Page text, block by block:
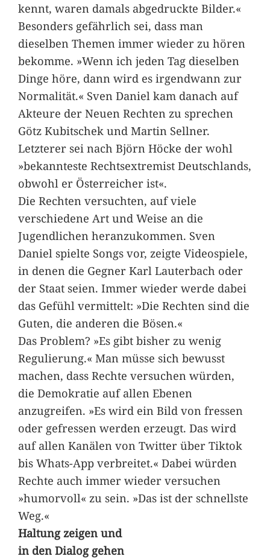
kennt, waren damals abgedruckte Bilder.«
Besonders gefährlich sei, dass man
dieselben Themen immer wieder zu hören
bekomme. »Wenn ich jeden Tag dieselben
Dinge höre, dann wird es irgendwann zur
Normalität.« Sven Daniel kam danach auf
Akteure der Neuen Rechten zu sprechen
Götz Kubitschek und Martin Sellner.
Letzterer sei nach Björn Höcke der wohl
»bekannteste Rechtsextremist Deutschlands,
obwohl er Österreicher ist«.
Die Rechten versuchten, auf viele
verschiedene Art und Weise an die
Jugendlichen heranzukommen. Sven
Daniel spielte Songs vor, zeigte Videospiele,
in denen die Gegner Karl Lauterbach oder
der Staat seien. Immer wieder werde dabei
das Gefühl vermittelt: »Die Rechten sind die
Guten, die anderen die Bösen.«
Das Problem? »Es gibt bisher zu wenig
Regulierung.« Man müsse sich bewusst
machen, dass Rechte versuchen würden,
die Demokratie auf allen Ebenen
anzugreifen. »Es wird ein Bild von fressen
oder gefressen werden erzeugt. Das wird
auf allen Kanälen von Twitter über Tiktok
bis Whats-App verbreitet.« Dabei würden
Rechte auch immer wieder versuchen
»humorvoll« zu sein. »Das ist der schnellste
Weg.«
Haltung zeigen und
in den Dialog gehen